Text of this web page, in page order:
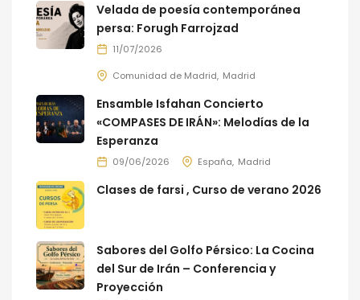
Velada de poesía contemporánea
persa: Forugh Farrojzad
11/07/2026
Comunidad de Madrid Madrid
Ensamble Isfahan Concierto
«COMPASES DE IRÁN»: Melodías de la
Esperanza
09/06/2026 España Madrid
Clases de farsi , Curso de verano 2026
Sabores del Golfo Pérsico: La Cocina
del Sur de Irán – Conferencia y
Proyección